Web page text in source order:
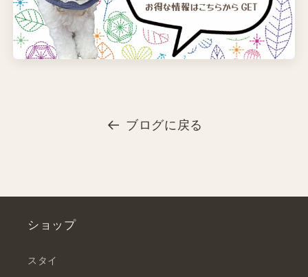
ブログに戻る
ショップ
スタイ